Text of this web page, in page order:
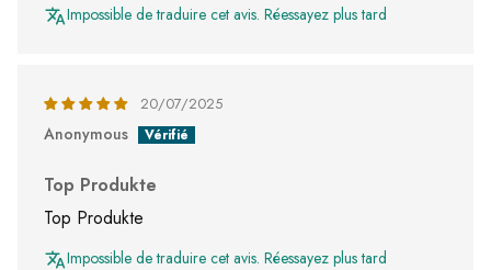
Impossible de traduire cet avis. Réessayez plus tard
20/07/2025
Anonymous
Top Produkte
Top Produkte
Impossible de traduire cet avis. Réessayez plus tard